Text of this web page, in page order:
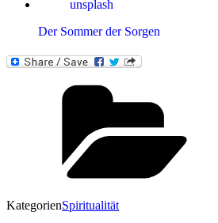
Der Sommer der Sorgen
KategorienSpiritualität